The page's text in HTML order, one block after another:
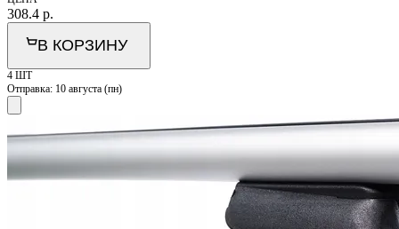
308.4 р.
В КОРЗИНУ
4 ШТ
Отправка: 10 августа (пн)